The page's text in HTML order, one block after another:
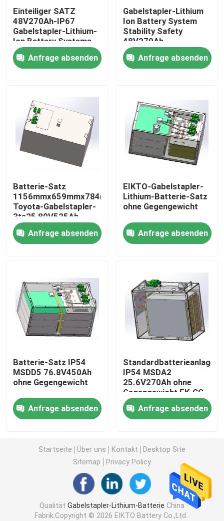
Haus
Produkte
Über uns
Fabrik-Ausflug
Qualitätskontrolle
Treten Sie mit uns in Verbindung
Fordern Sie ein Zitat
Gabelstapler-Lithium-Batterie
Energie-Speicher-Lithium-Batterie
Lithium-Traktor-Batterie
Bagger Battery
Golfmobil-Lithium-Batterie
Rasenmäher-Lithium-Batterie
Gewindebohrer-Batterie
Lithium-Batterie der elektrischen Bohrmaschine
Einteiliger SATZ
48V270Ah-IP67
Gabelstapler-Lithium-
Ion Battery Systems
Anfrage absenden
Gabelstapler-Lithium
Ion Battery System
Stability Safety
48V270Ah
Anfrage absenden
Batterie-Satz
1156mmx659mmx784mm
Toyota-Gabelstapler-
3te25 80V525Ah
Anfrage absenden
EIKTO-Gabelstapler-
Lithium-Batterie-Satz
ohne Gegengewicht
Anfrage absenden
Batterie-Satz IP54
MSDD5 76.8V450Ah
ohne Gegengewicht
Anfrage absenden
Standardbatterieanlage
IP54 MSDA2
25.6V270Ah ohne
Gegengewicht EK-CC-
2577
Anfrage absenden
Startseite Über uns Kontakt
Desktop Site
Sitemap
Privacy Policy
Qualität Gabelstapler-Lithium-Batterie China
Fabrik.Copyright © 2026 EIKTO Battery Co.,Ltd..